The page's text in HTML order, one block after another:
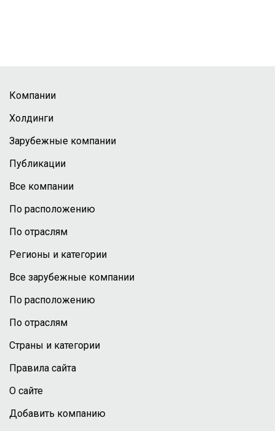
Компании
Холдинги
Зарубежные компании
Публикации
Все компании
По расположению
По отраслям
Регионы и категории
Все зарубежные компании
По расположению
По отраслям
Страны и категории
Правила сайта
О сайте
Добавить компанию